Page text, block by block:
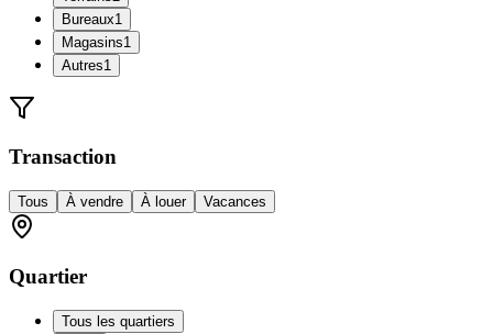
Bureaux1
Magasins1
Autres1
Transaction
Tous À vendre À louer Vacances
Quartier
Tous les quartiers